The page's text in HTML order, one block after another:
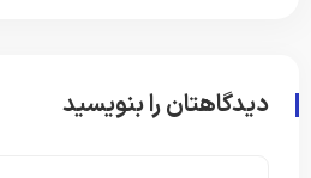
دیدگاهتان را بنویسید